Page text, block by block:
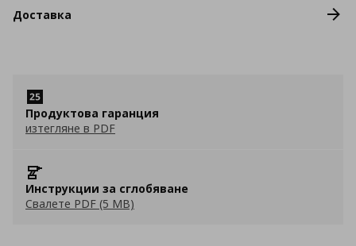
Доставка
Продуктова гаранция
изтегляне в PDF
Инструкции за сглобяване
Свалете PDF (5 MB)